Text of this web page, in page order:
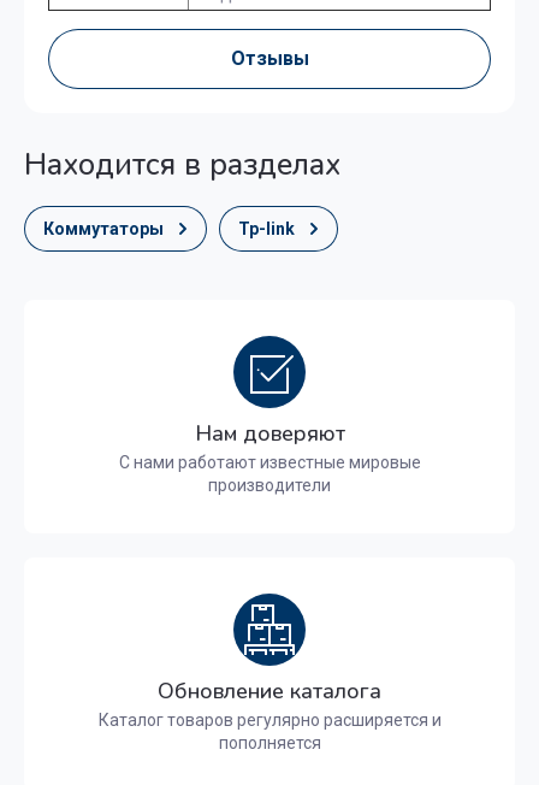
Отзывы
Находится в разделах
Коммутаторы Tp-link
Нам доверяют
С нами работают известные мировые
производители
Обновление каталога
Каталог товаров регулярно расширяется и
пополняется